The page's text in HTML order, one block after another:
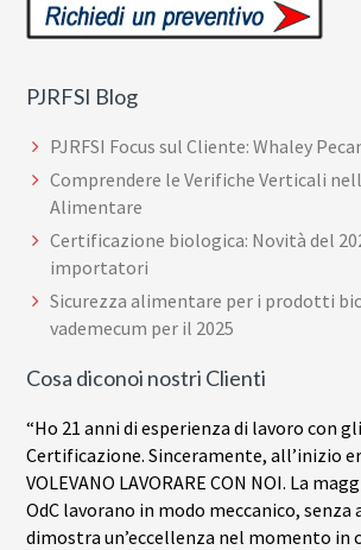
PJRFSI Blog
PJRFSI Focus sul Cliente: Whaley
Comprendere le Verifiche Verticali
Alimentare
Certificazione biologica: Novità del
importatori
Sicurezza alimentare per i prodotti
vademecum per il 2025
Cosa diconoi nostri Clienti
“Ho 21 anni di esperienza di lavoro con
Certificazione. Sinceramente, all’inizio
VOLEVANO LAVORARE CON NOI. La
OdC lavorano in modo meccanico, senza
dimostra un’eccellenza nel momento in